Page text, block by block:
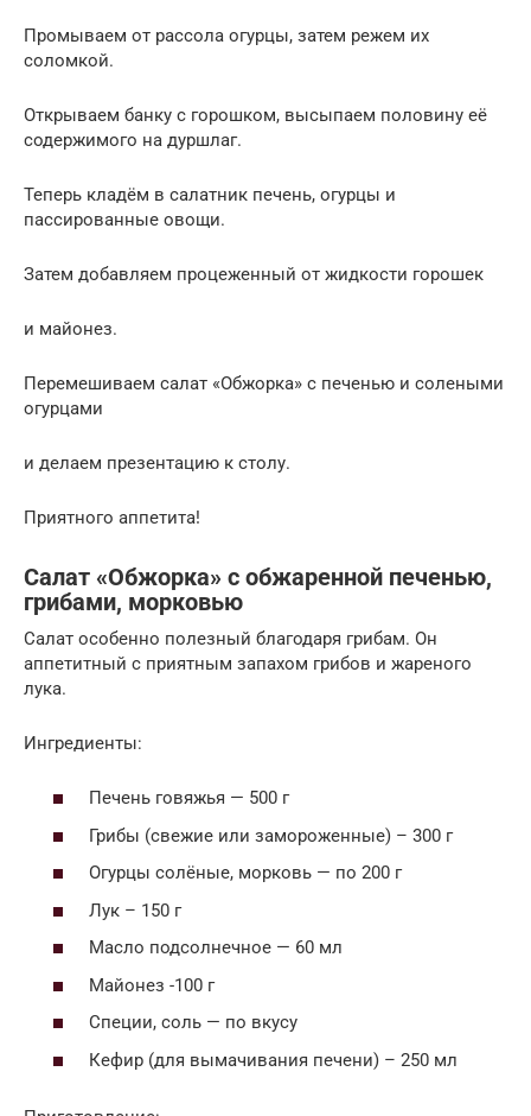
Промываем от рассола огурцы, затем режем их
соломкой.
Открываем банку с горошком, высыпаем половину её
содержимого на дуршлаг.
Теперь кладём в салатник печень, огурцы и
пассированные овощи.
Затем добавляем процеженный от жидкости горошек
и майонез.
Перемешиваем салат «Обжорка» с печенью и солеными
огурцами
и делаем презентацию к столу.
Приятного аппетита!
Салат «Обжорка» с обжаренной печенью,
грибами, морковью
Салат особенно полезный благодаря грибам. Он
аппетитный с приятным запахом грибов и жареного
лука.
Ингредиенты:
Печень говяжья — 500 г
Грибы (свежие или замороженные) – 300 г
Огурцы солёные, морковь — по 200 г
Лук – 150 г
Масло подсолнечное — 60 мл
Майонез -100 г
Специи, соль — по вкусу
Кефир (для вымачивания печени) – 250 мл